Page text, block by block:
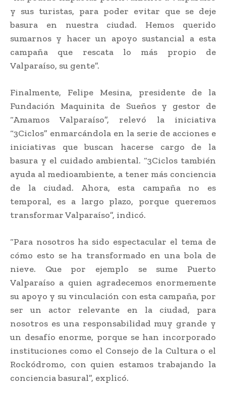
y sus turistas, para poder evitar que se deje
basura en nuestra ciudad. Hemos querido
sumarnos y hacer un apoyo sustancial a esta
campaña que rescata lo más propio de
Valparaíso, su gente”.
Finalmente, Felipe Mesina, presidente de la
Fundación Maquinita de Sueños y gestor de
“Amamos Valparaíso”, relevó la iniciativa
“3Ciclos” enmarcándola en la serie de acciones e
iniciativas que buscan hacerse cargo de la
basura y el cuidado ambiental. “3Ciclos también
ayuda al medioambiente, a tener más conciencia
de la ciudad. Ahora, esta campaña no es
temporal, es a largo plazo, porque queremos
transformar Valparaíso”, indicó.
“Para nosotros ha sido espectacular el tema de
cómo esto se ha transformado en una bola de
nieve. Que por ejemplo se sume Puerto
Valparaíso a quien agradecemos enormemente
su apoyo y su vinculación con esta campaña, por
ser un actor relevante en la ciudad, para
nosotros es una responsabilidad muy grande y
un desafío enorme, porque se han incorporado
instituciones como el Consejo de la Cultura o el
Rockódromo, con quien estamos trabajando la
conciencia basural”, explicó.